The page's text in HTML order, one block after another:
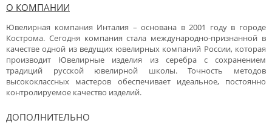
О КОМПАНИИ
Ювелирная компания Инталия – основана в 2001 году в городе
Кострома. Сегодня компания стала международно-признанной в
качестве одной из ведущих ювелирных компаний России, которая
производит Ювелирные изделия из серебра с сохранением
традиций русской ювелирной школы. Точность методов
высококлассных мастеров обеспечивает идеальное, постоянно
контролируемое качество изделий.
ДОПОЛНИТЕЛЬНО